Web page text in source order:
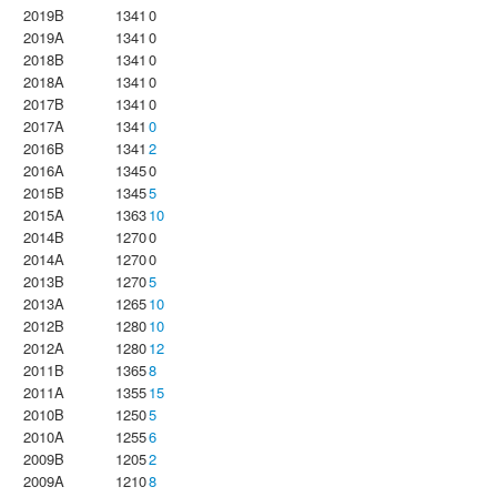
2019B
1341 0
2019A
1341 0
2018B
1341 0
2018A
1341 0
2017B
1341 0
2017A
1341 0
2016B
1341 2
2016A
13450
2015B
13455
2015A
136310
2014B
12700
2014A
12700
2013B
12705
2013A
126510
2012B
128010
2012A
128012
2011B
13658
2011A
135515
2010B
12505
2010A
12556
2009B
12052
2009A
12108